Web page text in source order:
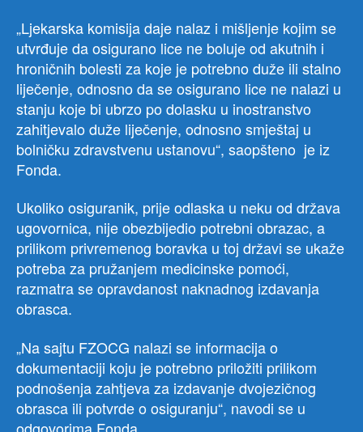
„Ljekarska komisija daje nalaz i mišljenje kojim se
utvrđuje da osigurano lice ne boluje od akutnih i
hroničnih bolesti za koje je potrebno duže ili stalno
liječenje, odnosno da se osigurano lice ne nalazi u
stanju koje bi ubrzo po dolasku u inostranstvo
zahitjevalo duže liječenje, odnosno smještaj u
bolničku zdravstvenu ustanovu“, saopšteno je iz
Fonda.
Ukoliko osiguranik, prije odlaska u neku od država
ugovornica, nije obezbijedio potrebni obrazac, a
prilikom privremenog boravka u toj državi se ukaže
potreba za pružanjem medicinske pomoći,
razmatra se opravdanost naknadnog izdavanja
obrasca.
„Na sajtu FZOCG nalazi se informacija o
dokumentaciji koju je potrebno priložiti prilikom
podnošenja zahtjeva za izdavanje dvojezičnog
obrasca ili potvrde o osiguranju“, navodi se u